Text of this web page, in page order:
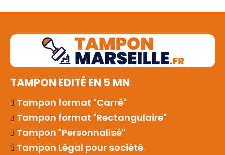
TAMPON EDITÉ EN 5 MN
Tampon format "Carré"
Tampon format "Rectangulaire"
Tampon "Personnalisé"
Tampon Légal pour société